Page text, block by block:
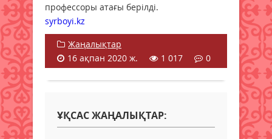
профессоры атағы берілді.
syrboyi.kz
Жаңалықтар
16 ақпан 2020 ж.
1 017 0
ҰҚСАС ЖАҢАЛЫҚТАР: